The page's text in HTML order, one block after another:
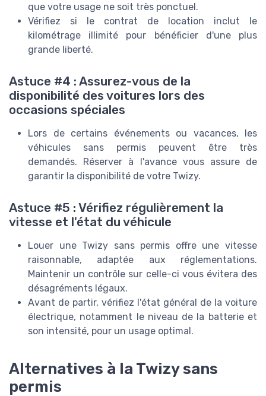
que votre usage ne soit très ponctuel.
Vérifiez si le contrat de location inclut le
kilométrage illimité pour bénéficier d'une plus
grande liberté.
Astuce #4 : Assurez-vous de la
disponibilité des voitures lors des
occasions spéciales
Lors de certains événements ou vacances, les
véhicules sans permis peuvent être très
demandés. Réserver à l'avance vous assure de
garantir la disponibilité de votre Twizy.
Astuce #5 : Vérifiez régulièrement la
vitesse et l'état du véhicule
Louer une Twizy sans permis offre une vitesse
raisonnable, adaptée aux réglementations.
Maintenir un contrôle sur celle-ci vous évitera des
désagréments légaux.
Avant de partir, vérifiez l'état général de la voiture
électrique, notamment le niveau de la batterie et
son intensité, pour un usage optimal.
Alternatives à la Twizy sans
permis